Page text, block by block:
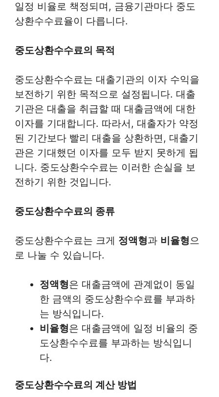
일정 비율로 책정되며, 금융기관마다 중도
상환수수료율이 다릅니다.
중도상환수수료의 목적
중도상환수수료는 대출기관의 이자 수익을
보전하기 위한 목적으로 설정됩니다. 대출
기관은 대출을 취급할 때 대출금액에 대한
이자를 기대합니다. 따라서, 대출자가 약정
된 기간보다 빨리 대출을 상환하면, 대출기
관은 기대했던 이자를 모두 받지 못하게 됩
니다. 중도상환수수료는 이러한 손실을 보
전하기 위한 것입니다.
중도상환수수료의 종류
중도상환수수료는 크게 정액형과 비율형으
로 나눌 수 있습니다.
정액형은 대출금액에 관계없이 동일
한 금액의 중도상환수수료를 부과하
는 방식입니다.
비율형은 대출금액에 일정 비율의 중
도상환수수료를 부과하는 방식입니
다.
중도상환수수료의 계산 방법